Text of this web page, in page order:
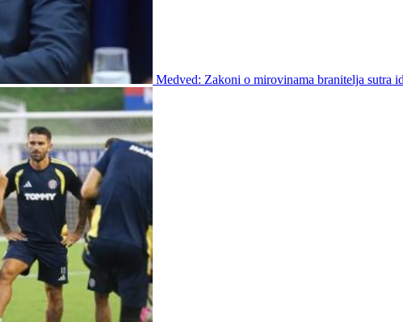
Medved: Zakoni o mirovinama branitelja sutra